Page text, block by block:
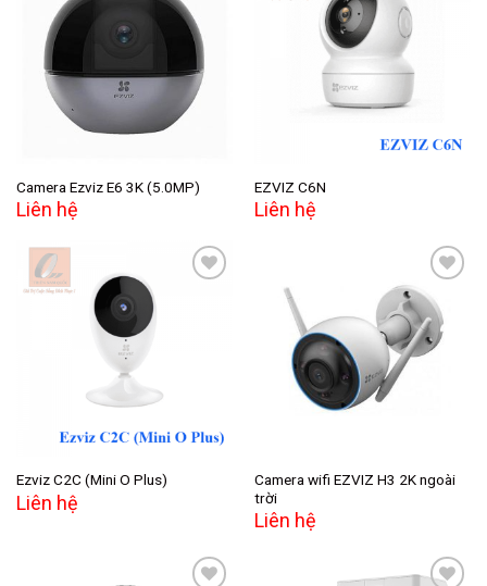
Add to
wishlist
Camera Ezviz E6 3K (5.0MP)
Liên hệ
EZVIZ C6N
Liên hệ
Ezviz C2C (Mini O Plus)
Liên hệ
Add to
wishlist
Camera wifi EZVIZ H3 2K ngoài
trời
Liên hệ